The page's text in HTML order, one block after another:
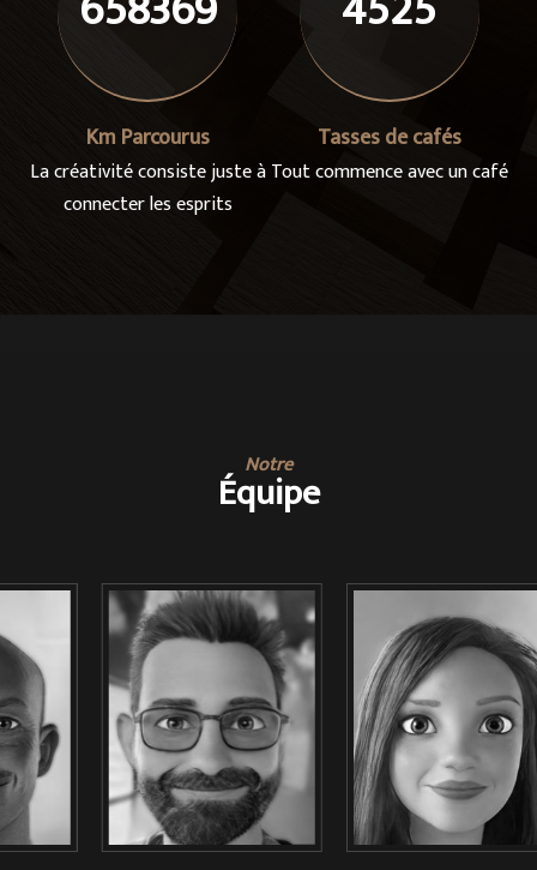
Km Parcourus
La créativité consiste juste à
connecter les esprits
Tasses de cafés
Tout commence avec un café
Notre
Équipe